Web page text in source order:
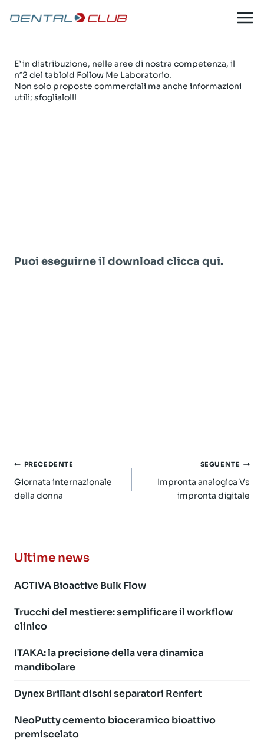
Follow Me Laboratorio n°2
E’ in distribuzione, nelle aree di nostra competenza, il
n°2 del tabloid Follow Me Laboratorio.
Non solo proposte commerciali ma anche informazioni
utili; sfoglialo!!!
Puoi eseguirne il download clicca qui.
Navigazione
articoli
PRECEDENTE
Giornata internazionale
della donna
SEGUENTE
Impronta analogica Vs
impronta digitale
Ultime news
ACTIVA Bioactive Bulk Flow
Trucchi del mestiere: semplificare il workflow
clinico
ITAKA: la precisione della vera dinamica
mandibolare
Dynex Brillant dischi separatori Renfert
NeoPutty cemento bioceramico bioattivo
premiscelato